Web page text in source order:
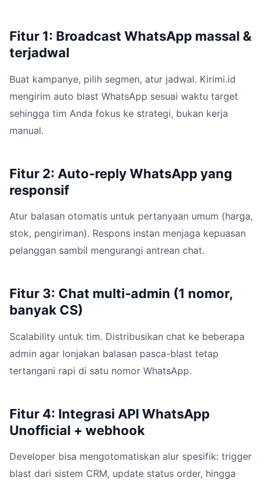
Fitur 1: Broadcast WhatsApp massal &
terjadwal
Buat kampanye, pilih segmen, atur jadwal. Kirimi.id
mengirim auto blast WhatsApp sesuai waktu target
sehingga tim Anda fokus ke strategi, bukan kerja
manual.
Fitur 2: Auto-reply WhatsApp yang
responsif
Atur balasan otomatis untuk pertanyaan umum (harga,
stok, pengiriman). Respons instan menjaga kepuasan
pelanggan sambil mengurangi antrean chat.
Fitur 3: Chat multi-admin (1 nomor,
banyak CS)
Scalability untuk tim. Distribusikan chat ke beberapa
admin agar lonjakan balasan pasca-blast tetap
tertangani rapi di satu nomor WhatsApp.
Fitur 4: Integrasi API WhatsApp
Unofficial + webhook
Developer bisa mengotomatiskan alur spesifik: trigger
blast dari sistem CRM, update status order, hingga